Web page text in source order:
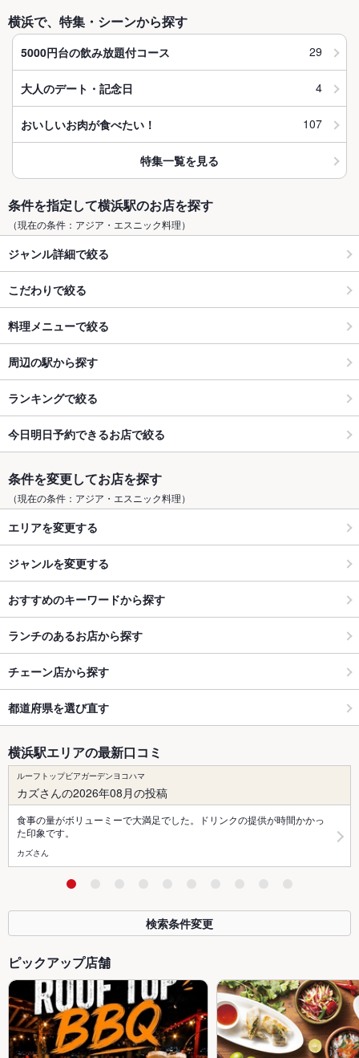
横浜で、特集・シーンから探す
5000円台の飲み放題付コース 29
大人のデート・記念日 4
おいしいお肉が食べたい！ 107
特集一覧を見る
条件を指定して横浜駅のお店を探す
（現在の条件：アジア・エスニック料理）
ジャンル詳細で絞る
こだわりで絞る
料理メニューで絞る
周辺の駅から探す
ランキングで絞る
今日明日予約できるお店で絞る
条件を変更してお店を探す
（現在の条件：アジア・エスニック料理）
エリアを変更する
ジャンルを変更する
おすすめのキーワードから探す
ランチのあるお店から探す
チェーン店から探す
都道府県を選び直す
横浜駅エリアの最新口コミ
ルーフトップビアガーデンヨコハマ
カズさんの2026年08月の投稿
食事の量がボリューミーで大満足でした。ドリンクの提供が時間かかっ
た印象です。
カズさん
検索条件変更
ピックアップ店舗